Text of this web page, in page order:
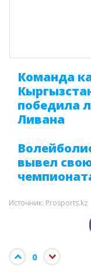
Команда
победила
Ливана
вывел
Источник: Prosports.kz
0